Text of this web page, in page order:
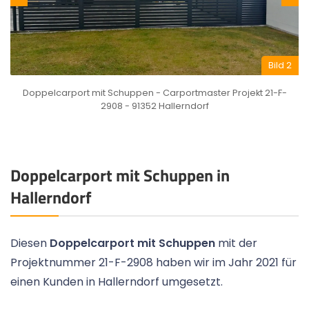
Bild 2
Doppelcarport mit Schuppen - Carportmaster Projekt 21-F-
2908 - 91352 Hallerndorf
Doppelcarport mit Schuppen in
Hallerndorf
Diesen Doppelcarport mit Schuppen mit der
Projektnummer 21-F-2908 haben wir im Jahr 2021 für
einen Kunden in Hallerndorf umgesetzt.